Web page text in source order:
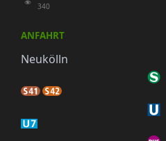
340
ANFAHRT
Neukölln